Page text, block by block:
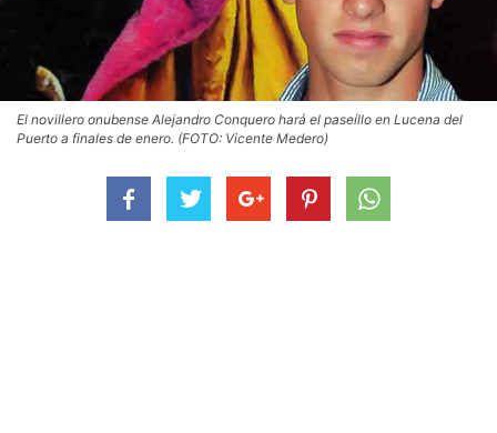
El novillero onubense Alejandro Conquero hará el paseíllo en Lucena del
Puerto a finales de enero. (FOTO: Vicente Medero)